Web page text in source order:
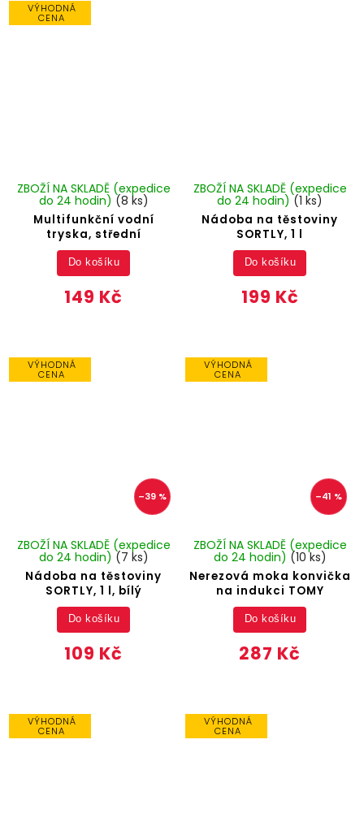
VÝHODNÁ
CENA
Multifunkční vodní
tryska, střední
ZBOŽÍ NA SKLADĚ (expedice
do 24 hodin) (8 ks)
149 Kč
Do košíku
Nádoba na těstoviny
SORTLY, 1 l
ZBOŽÍ NA SKLADĚ (expedice
do 24 hodin)(1 ks)
199 Kč
Do košíku
VÝHODNÁ
CENA
–39 %
Nádoba na těstoviny
SORTLY, 1 l, bílý
ZBOŽÍ NA SKLADĚ (expedice
do 24 hodin) (7 ks)
109 Kč
Do košíku
VÝHODNÁ
CENA
–41 %
Nerezová moka konvička
na indukci TOMY
ZBOŽÍ NA SKLADĚ (expedice
do 24 hodin) (10 ks)
287 Kč
Do košíku
VÝHODNÁ
CENA
VÝHODNÁ
CENA